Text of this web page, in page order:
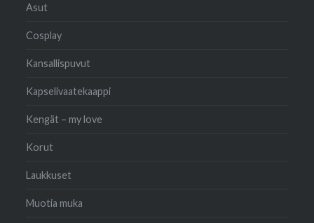
Asut
Cosplay
Kansallispuvut
Kapselivaatekaappi
Kengät – my love
Korut
Laukkuset
Muotia muka